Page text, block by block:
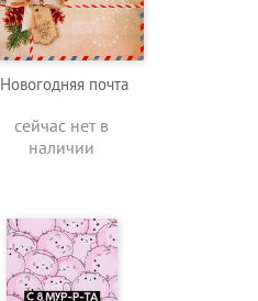
Новогодняя почта
сейчас нет в
наличии